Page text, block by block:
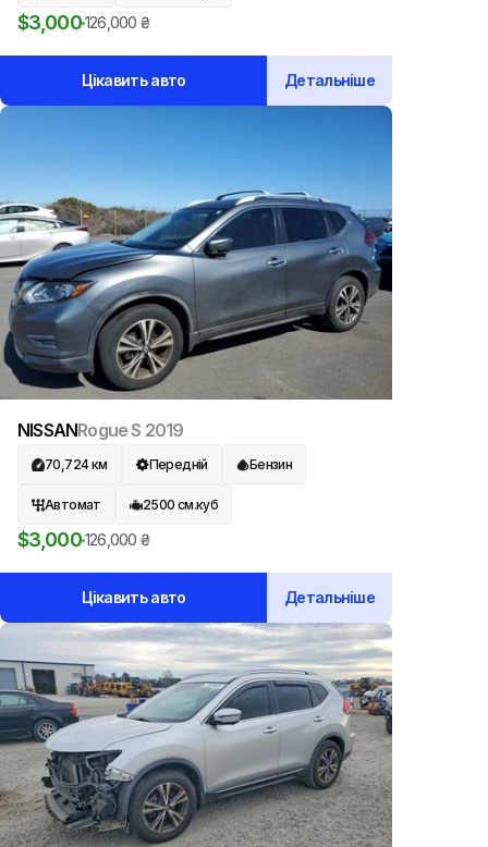
$3,000126,000 ₴
Цікавить авто Детальніше
NISSANRogue S 2019
70,724км Передній Бензин
Автомат 2500 см.куб
$3,000126,000 ₴
Цікавить авто Детальніше